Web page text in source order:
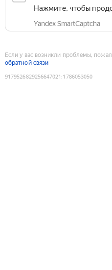
Нажмите, чтобы
Yandex SmartCaptcha
Если у вас возникли проблемы,
обратной связи
9179526829256647021 :1786053050